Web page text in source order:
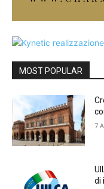
MOST POPULAR
7
di